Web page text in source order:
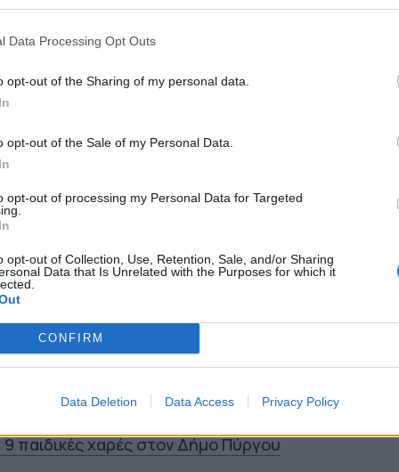
Data Processing Opt Outs
opt-out of the Sharing of my personal data.
opt-out of the Sale of my Personal Data.
opt-out of processing my Personal Data for Targeted
opt-out of Collection, Use, Retention, Sale, and/or Sharing
Data that Is Unrelated with the Purposes for which it
CONFIRM
Data Deletion Data Access Privacy Policy
παιδικούς σταθμούς προβλέπονται
με στόχο τη βελτίωση των
την ενίσχυση της ασφάλειας και της
Οι παρεμβάσεις περιλαμβάνουν, μεταξύ
υποδομών, τεχνικές βελτιώσεις και
παιδικές χαρές στον Δήμο Πύργου